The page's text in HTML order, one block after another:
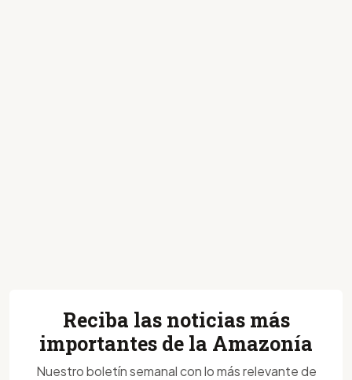
Reciba las noticias más
importantes de la Amazonía
Nuestro boletín semanal con lo más relevante de